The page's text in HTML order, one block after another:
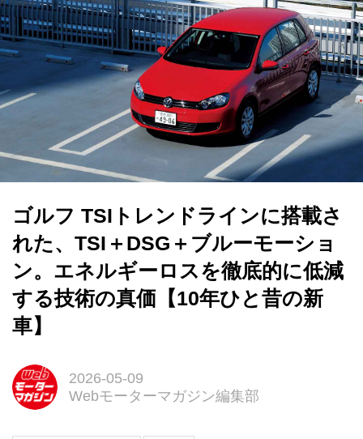
ゴルフ TSIトレンドラインに搭載さ
れた、TSI＋DSG＋ブルーモーショ
ン。エネルギーロスを徹底的に低減
する技術の真価【10年ひと昔の新
車】
2026-05-09
Webモーターマガジン編集部